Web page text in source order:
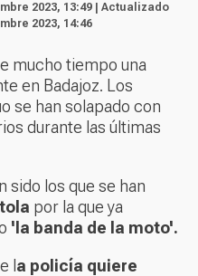
2023, 13:49 | Actualizado
2023, 14:46
mucho tiempo una
en Badajoz. Los
se han solapado con
durante las últimas
sido los que se han
por la que ya
'la banda de la moto'.
l a policía quiere